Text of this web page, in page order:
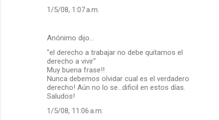
1/5/08, 1:07 a.m.
Anónimo dijo…
"el derecho a trabajar no debe quitarnos el
derecho a vivir"
Muy buena frase!!
Nunca debemos olvidar cual es el verdadero
derecho! Aún no lo se...dificil en estos días.
Saludos!
1/5/08, 11:06 a.m.